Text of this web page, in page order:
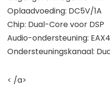
Oplaadvoeding: DC5V/1A
Chip: Dual-Core voor DSP
Audio-ondersteuning:
Ondersteuningskanaal:
< /a>